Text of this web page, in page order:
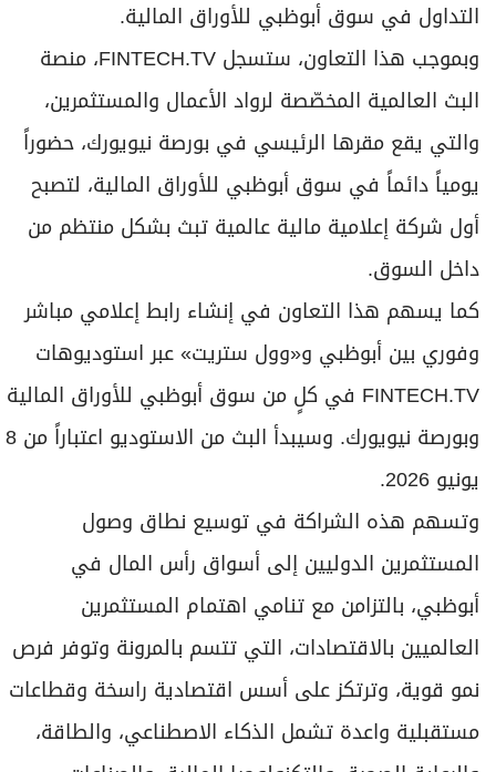
التداول في سوق أبوظبي للأوراق المالية.
وبموجب هذا التعاون، ستسجل FINTECH.TV، منصة
البث العالمية المخصّصة لرواد الأعمال والمستثمرين،
والتي يقع مقرها الرئيسي في بورصة نيويورك، حضوراً
يومياً دائماً في سوق أبوظبي للأوراق المالية، لتصبح
أول شركة إعلامية مالية عالمية تبث بشكل منتظم من
داخل السوق.
كما يسهم هذا التعاون في إنشاء رابط إعلامي مباشر
وفوري بين أبوظبي و«وول ستريت» عبر استوديوهات
FINTECH.TV في كلٍ من سوق أبوظبي للأوراق المالية
وبورصة نيويورك. وسيبدأ البث من الاستوديو اعتباراً من 8
يونيو 2026.
وتسهم هذه الشراكة في توسيع نطاق وصول
المستثمرين الدوليين إلى أسواق رأس المال في
أبوظبي، بالتزامن مع تنامي اهتمام المستثمرين
العالميين بالاقتصادات، التي تتسم بالمرونة وتوفر فرص
نمو قوية، وترتكز على أسس اقتصادية راسخة وقطاعات
مستقبلية واعدة تشمل الذكاء الاصطناعي، والطاقة،